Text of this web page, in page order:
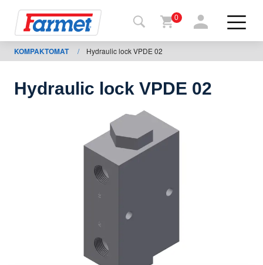
Terug
naar de
Farmetshop
Machinetoestand
0
KOMPAKTOMAT / Hydraulic lock VPDE 02
Hydraulic lock VPDE 02